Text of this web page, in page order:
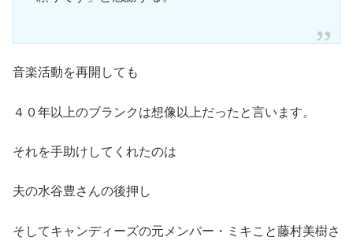
音楽活動を再開しても
４０年以上のブランクは想像以上だったと言います。
それを手助けしてくれたのは
夫の水谷豊さんの後押し
そしてキャンディーズの元メンバー・ミキこと藤村美樹さ